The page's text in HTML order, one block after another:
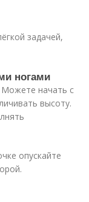
задачей,
ногами
начать с
высоту.
опускайте